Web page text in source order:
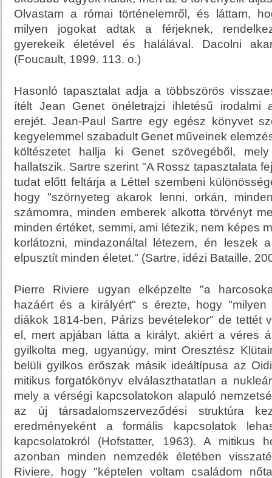
Olvastam a római történelemről, és láttam,
milyen jogokat adtak a férjeknek,
gyerekeik életével és halálával. Dacolni
(Foucault, 1999. 113. o.)
Hasonló tapasztalat adja a többszörös
ítélt Jean Genet önéletrajzi ihletésű irodalmi
erejét. Jean-Paul Sartre egy egész könyvet
kegyelemmel szabadult Genet műveinek
költészetet hallja ki Genet szövegéből,
hallatszik. Sartre szerint "A Rossz tapasztalata
tudat előtt feltárja a Léttel szembeni
hogy "szörnyeteg akarok lenni, orkán,
számomra, minden emberek alkotta törvényt
minden értéket, semmi, ami létezik, nem képes
korlátozni, mindazonáltal létezem, én leszek
elpusztít minden életet." (Sartre, idézi Bataille,
Pierre Riviere ugyan elképzelte "a
hazáért és a királyért" s érezte, hogy
diákok 1814-ben, Párizs bevételekor" de tettét
el, mert apjában látta a királyt, akiért a véres
gyilkolta meg, ugyanúgy, mint Oresztész
belüli gyilkos erőszak másik ideáltípusa az
mitikus forgatókönyv elválaszthatatlan a
mely a vérségi kapcsolatokon alapuló
az új társadalomszerveződési struktúra
eredményeként a formális kapcsolatok
kapcsolatokról (Hofstatter, 1963). A mitikus
azonban minden nemzedék életében
Riviere, hogy "képtelen voltam családom